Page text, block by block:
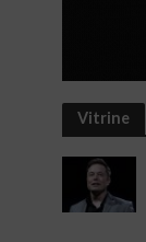
Vitrine